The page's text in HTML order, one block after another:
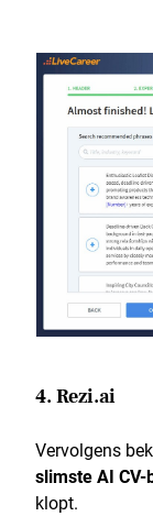
4. Rezi.ai
Vervolgens
slimste AI
klopt.